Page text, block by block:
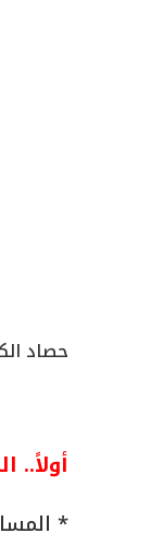
حصاد
أولاً..
* المساحة